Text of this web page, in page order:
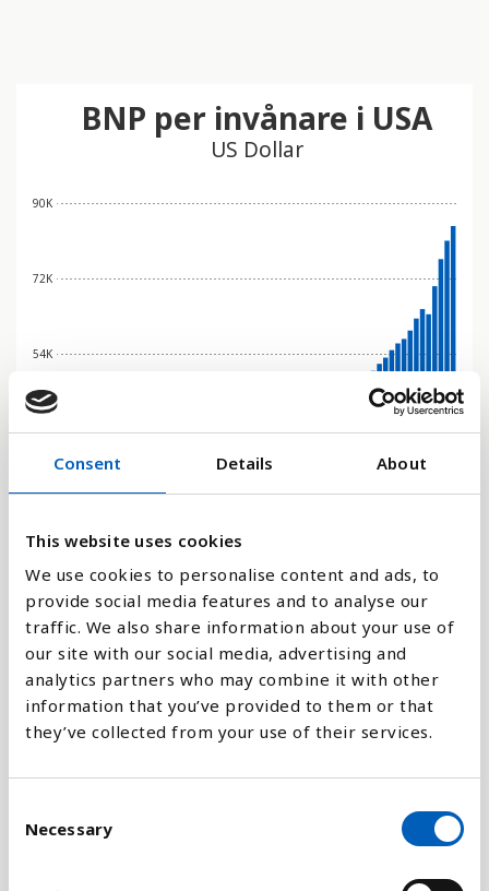
Consent Details About
This website uses cookies
We use cookies to personalise content and ads, to
provide social media features and to analyse our
traffic. We also share information about your use of
our site with our social media, advertising and
analytics partners who may combine it with other
information that you’ve provided to them or that
they’ve collected from your use of their services.
Necessary
0
36K
54K
72K
90K
19601963 19661969 1972 19751978 1981 1984198719901993 19961999 2002 2005200820112014 20172020
BNP per invånare i USA
US Dollar
Stapeldiagram
Linje
Platt